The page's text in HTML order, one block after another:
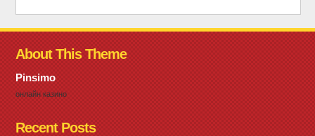
About This Theme
Pinsimo
онлайн казино
Recent Posts